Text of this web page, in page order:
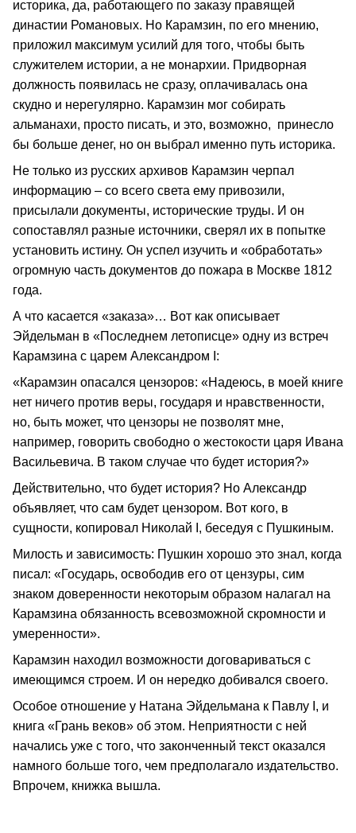
историка, да, работающего по заказу правящей
династии Романовых. Но Карамзин, по его мнению,
приложил максимум усилий для того, чтобы быть
служителем истории, а не монархии. Придворная
должность появилась не сразу, оплачивалась она
скудно и нерегулярно. Карамзин мог собирать
альманахи, просто писать, и это, возможно, принесло
бы больше денег, но он выбрал именно путь историка.
Не только из русских архивов Карамзин черпал
информацию – со всего света ему привозили,
присылали документы, исторические труды. И он
сопоставлял разные источники, сверял их в попытке
установить истину. Он успел изучить и «обработать»
огромную часть документов до пожара в Москве 1812
года.
А что касается «заказа»… Вот как описывает
Эйдельман в «Последнем летописце» одну из встреч
Карамзина с царем Александром I:
«Карамзин опасался цензоров: «Надеюсь, в моей книге
нет ничего против веры, государя и нравственности,
но, быть может, что цензоры не позволят мне,
например, говорить свободно о жестокости царя Ивана
Васильевича. В таком случае что будет история?»
Действительно, что будет история? Но Александр
объявляет, что сам будет цензором. Вот кого, в
сущности, копировал Николай I, беседуя с Пушкиным.
Милость и зависимость: Пушкин хорошо это знал, когда
писал: «Государь, освободив его от цензуры, сим
знаком доверенности некоторым образом налагал на
Карамзина обязанность всевозможной скромности и
умеренности».
Карамзин находил возможности договариваться с
имеющимся строем. И он нередко добивался своего.
Особое отношение у Натана Эйдельмана к Павлу I, и
книга «Грань веков» об этом. Неприятности с ней
начались уже с того, что законченный текст оказался
намного больше того, чем предполагало издательство.
Впрочем, книжка вышла.